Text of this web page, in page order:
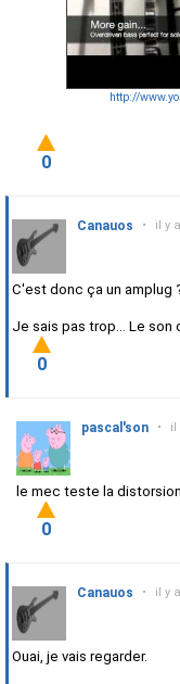
http://
0
Canauos • il y
C'est donc ça un amplug
Je sais pas trop... Le son
0
pascal'son • il
le mec teste la
0
Canauos • il y
Ouai, je vais regarder.